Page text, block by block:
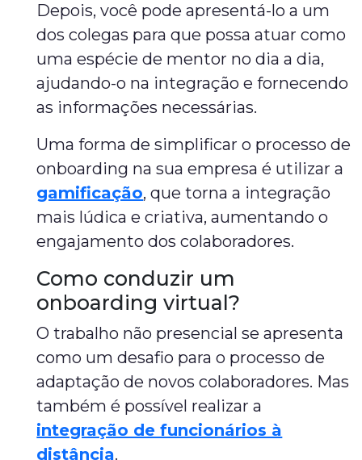
Depois, você pode apresentá-lo a um
dos colegas para que possa atuar como
uma espécie de mentor no dia a dia,
ajudando-o na integração e fornecendo
as informações necessárias.
Uma forma de simplificar o processo de
onboarding na sua empresa é utilizar a
gamificação, que torna a integração
mais lúdica e criativa, aumentando o
engajamento dos colaboradores.
Como conduzir um
onboarding virtual?
O trabalho não presencial se apresenta
como um desafio para o processo de
adaptação de novos colaboradores. Mas
também é possível realizar a
integração de funcionários à
distância.